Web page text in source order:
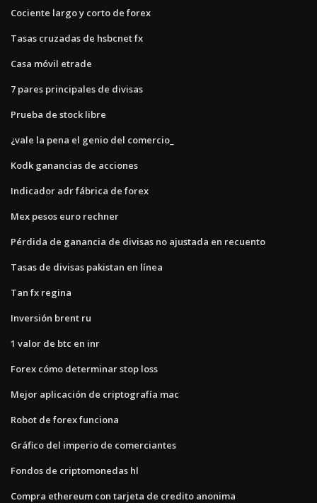
Cociente largo y corto de forex
Tasas cruzadas de hsbcnet fx
Casa móvil etrade
7 pares principales de divisas
Prueba de stock libre
¿vale la pena el genio del comercio_
Kodk ganancias de acciones
Indicador adr fábrica de forex
Mex pesos euro rechner
Pérdida de ganancia de divisas no ajustada en recuento
Tasas de divisas pakistan en línea
Tan fx regina
Inversión brent ru
1 valor de btc en inr
Forex cómo determinar stop loss
Mejor aplicación de criptografía mac
Robot de forex funciona
Gráfico del imperio de comerciantes
Fondos de criptomonedas hl
Compra ethereum con tarjeta de credito anonima